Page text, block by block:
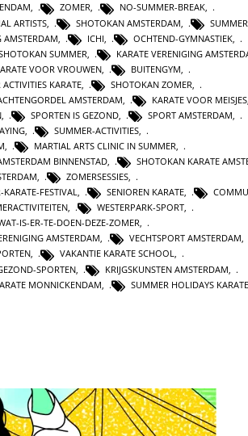
, ZOMER, NO-SUMMER-BREAK,
ARTISTS SHOTOKAN AMSTERDAM
AMSTERDAM ICHI OCHTEND-GYMNASTIEK
SUMMER KARATE VERENIGING
VOOR VROUWEN BUITENGYM
KARATE SHOTOKAN ZOMER
AMSTERDAM KARATE VOOR MEISJES
SPORTEN IS GEZOND SPORT AMSTERDAM
SUMMER-ACTIVITIES
, MARTIAL ARTS CLINIC IN SUMMER,
BINNENSTAD, SHOTOKAN KARATE
, ZOMERSESSIES,
FESTIVAL, SENIOREN KARATE,
, WESTERPARK-SPORT,
IS-ER-TE-DOEN-DEZE-ZOMER,
AMSTERDAM, VECHTSPORT AMSTERDAM,
, VAKANTIE KARATE SCHOOL,
SPORTEN KRIJGSKUNSTEN AMSTERDAM
MONNICKENDAM SUMMER HOLIDAYS